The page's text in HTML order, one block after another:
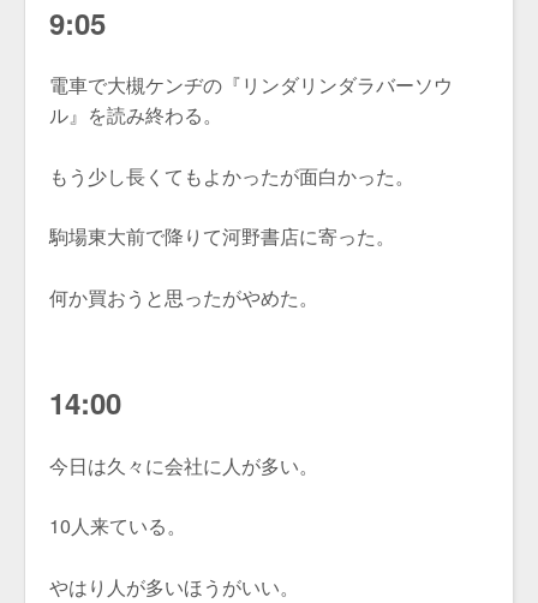
9:05
電車で大槻ケンヂの『リンダリンダラバーソウ
ル』を読み終わる。
もう少し長くてもよかったが面白かった。
駒場東大前で降りて河野書店に寄った。
何か買おうと思ったがやめた。
14:00
今日は久々に会社に人が多い。
10人来ている。
やはり人が多いほうがいい。